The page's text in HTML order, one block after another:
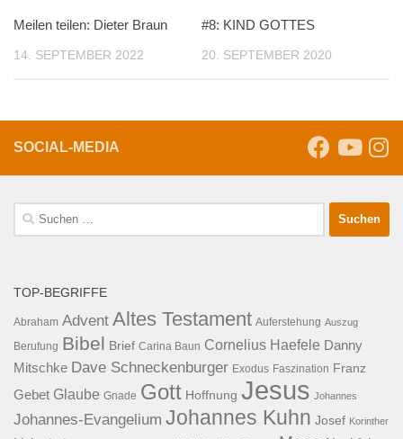
Meilen teilen: Dieter Braun
14. SEPTEMBER 2022
#8: KIND GOTTES
20. SEPTEMBER 2020
SOCIAL-MEDIA
Suche
nach:
TOP-BEGRIFFE
Abraham Advent Altes Testament Auferstehung Auszug
Berufung Bibel Brief Carina Baun Cornelius Haefele Danny
Mitschke Dave Schneckenburger Exodus Faszination Franz
Gebet Glaube Gnade Gott Hoffnung Jesus Johannes
Johannes-Evangelium Johannes Kuhn Josef Korinther